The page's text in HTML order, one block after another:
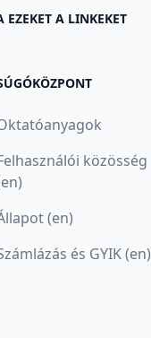
A LINKEKET
közösség
(en)
és GYIK (en)